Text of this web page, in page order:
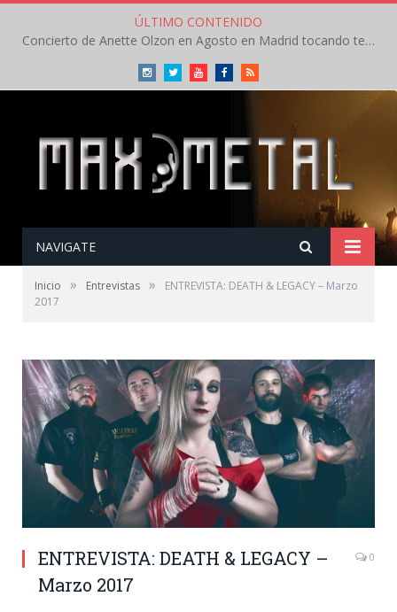
ÚLTIMO CONTENIDO
Concierto de Anette Olzon en Agosto en Madrid tocando temas de Nightwish
InstagramTwitterYoutubeFacebookRSS
NAVIGATE
Inicio » Entrevistas »
ENTREVISTA: DEATH & LEGACY – Marzo
2017
ENTREVISTA: DEATH & LEGACY –
Marzo 2017
0